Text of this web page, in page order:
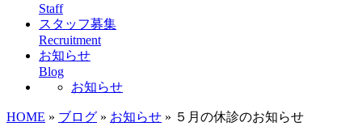
Staff
スタッフ募集
Recruitment
お知らせ
Blog
お知らせ
HOME » ブログ » お知らせ » ５月の休診のお知らせ